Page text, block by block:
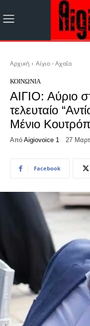
Αρχική Αίγιο - Αχαΐα
ΚΟΙΝΩΝΊΑ
ΑΙΓΙΟ: Αύριο
τελευταίο
Μένιο
Από Aigiovoice 1 27
Facebook